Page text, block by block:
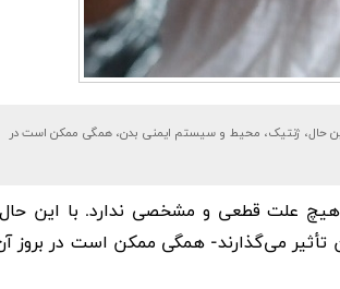
حال، ژنتیک، محیط و سیستم ایمنی بدن، همگی ممکن است در
هیچ علت قطعی و مشخصی ندارد. با این
تأثیر می‌گذارند- همگی ممکن است در بروز